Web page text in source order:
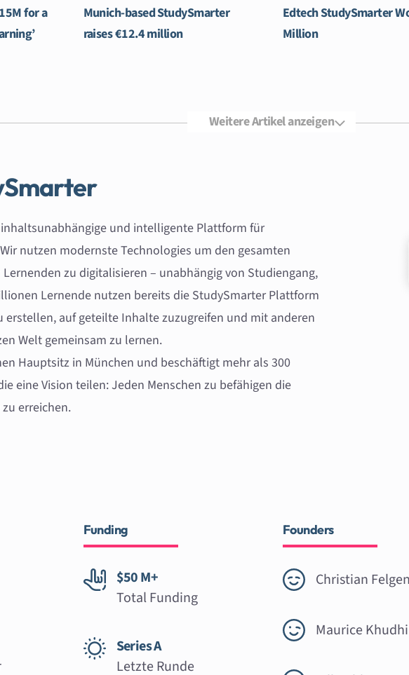
for a
Munich-based StudySmarter
raises €12.4 million
Edtech StudySmarter
Million
Weitere Artikel anzeigen
und intelligente Plattform für
nutzen modernste Technologies um den gesamten
zu digitalisieren – unabhängig von Studiengang,
Lernende nutzen bereits die StudySmarter Plattform
erstellen, auf geteilte Inhalte zuzugreifen und mit anderen
Welt gemeinsam zu lernen.
Hauptsitz in München und beschäftigt mehr als 300
eine Vision teilen: Jeden Menschen zu befähigen die
erreichen.
Funding
$50 M+
Total Funding
Series A
Letzte Runde
Founders
Christian
Maurice